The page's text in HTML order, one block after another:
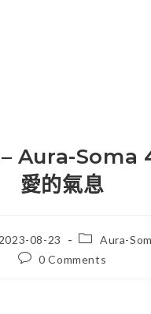
– Aura-Soma
愛的氣息
2023-08-23 Aura-
0 Comments